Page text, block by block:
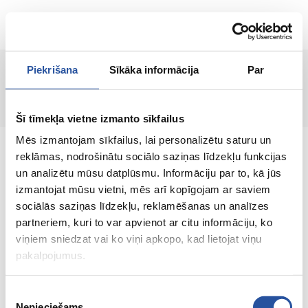
Piekrišana Sīkāka informācija Par
Šī tīmekļa vietne izmanto sīkfailus
Mēs izmantojam sīkfailus, lai personalizētu saturu un
reklāmas, nodrošinātu sociālo saziņas līdzekļu funkcijas
un analizētu mūsu datplūsmu. Informāciju par to, kā jūs
izmantojat mūsu vietni, mēs arī kopīgojam ar saviem
sociālās saziņas līdzekļu, reklamēšanas un analīzes
partneriem, kuri to var apvienot ar citu informāciju, ko
viņiem sniedzat vai ko viņi apkopo, kad lietojat viņu
pakalpojumus.
LT
Puslapis nerastas!
Internetinė parduotuvė su palankiomis
kainomis ir kokybiškomis prekėmis, kurioje
klientų pasitenkinimas yra mūsų pagrindinė
vertybė.
Viskas Tavo namams ir sodui!